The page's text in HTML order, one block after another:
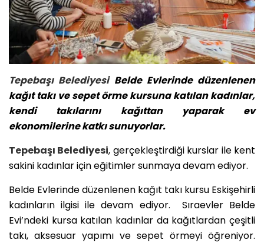
Tepebaşı BelediyesiBelde Evlerinde düzenlenen
kağıt takı ve sepet örme kursuna katılan kadınlar,
kendi takılarını kağıttan yaparak ev
ekonomilerine katkı sunuyorlar.
Tepebaşı Belediyesi, gerçekleştirdiği kurslar ile kent
sakini kadınlar için eğitimler sunmaya devam ediyor.
Belde Evlerinde düzenlenen kağıt takı kursu Eskişehirli
kadınların ilgisi ile devam ediyor. Sıraevler Belde
Evi’ndeki kursa katılan kadınlar da kağıtlardan çeşitli
takı, aksesuar yapımı ve sepet örmeyi öğreniyor.